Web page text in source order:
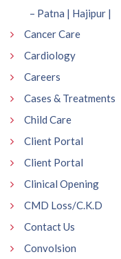
– Patna | Hajipur |
Cancer Care
Cardiology
Careers
Cases & Treatments
Child Care
Client Portal
Client Portal
Clinical Opening
CMD Loss/C.K.D
Contact Us
Convolsion